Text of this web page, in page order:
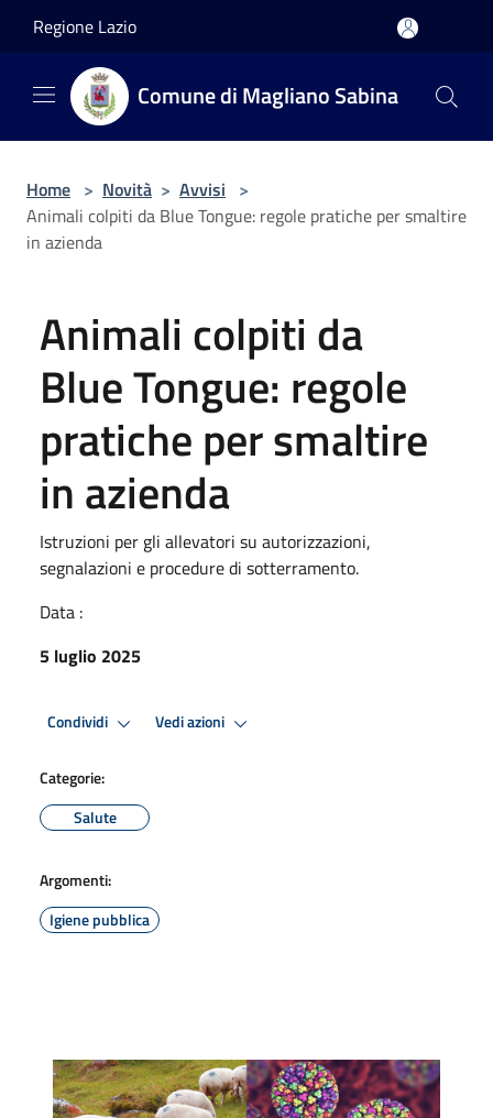
Regione Lazio
Comune di Magliano Sabina
Home > Novità > Avvisi >
Animali colpiti da Blue Tongue: regole pratiche per smaltire
in azienda
Animali colpiti da
Blue Tongue: regole
pratiche per smaltire
in azienda
Istruzioni per gli allevatori su autorizzazioni,
segnalazioni e procedure di sotterramento.
Data :
5 luglio 2025
Condividi Vedi azioni
Categorie:
Salute
Argomenti:
Igiene pubblica